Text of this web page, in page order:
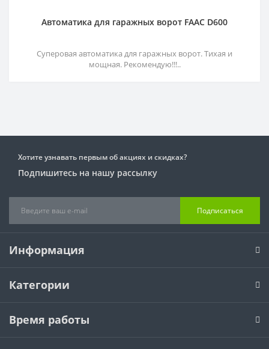
Автоматика для гаражных ворот FAAC D600
Суперовая автоматика для гаражных ворот. Тихая и
мощная. Рекомендую!!!..
Хотите узнавать первым об акциях и скидках?
Подпишитесь на нашу рассылку
Подписаться
Информация
Категории
Время работы